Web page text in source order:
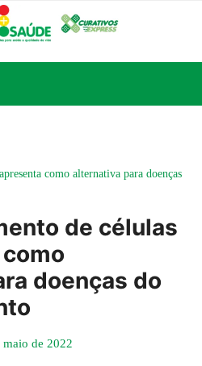
como alternativa para doenças
de células
doenças do
maio de 2022